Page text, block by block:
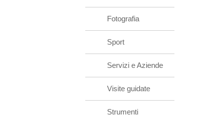
Fotografia
Sport
Servizi e Aziende
Visite guidate
Strumenti